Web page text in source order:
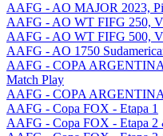
AAFG - AO MAJOR 2023,
AAFG - AO WT FIFG 250,
AAFG - AO WT FIFG 500,
AAFG - AO 1750
AAFG - COPA ARGENTINA
Match Play
AAFG - COPA
AAFG - Copa FOX - Etapa 1
AAFG - Copa FOX - Etapa 2